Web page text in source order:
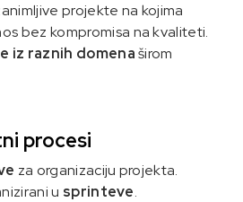
projekte na kojima
bez kompromisa na kvaliteti.
iz raznih domenaširom
procesi
za organizaciju projekta.
u sprinteve.